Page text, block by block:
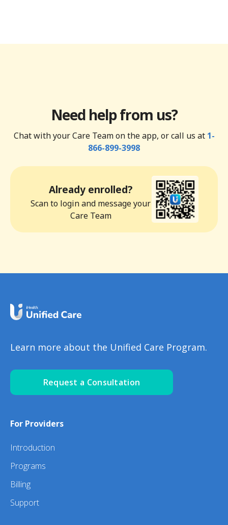
Need help from us?
Chat with your Care Team on the app, or call us at 1-
866-899-3998
Already enrolled?
Scan to login and message your
Care Team
Learn more about the Unified Care Program.
Request a Consultation
For Providers
Introduction
Programs
Billing
Support